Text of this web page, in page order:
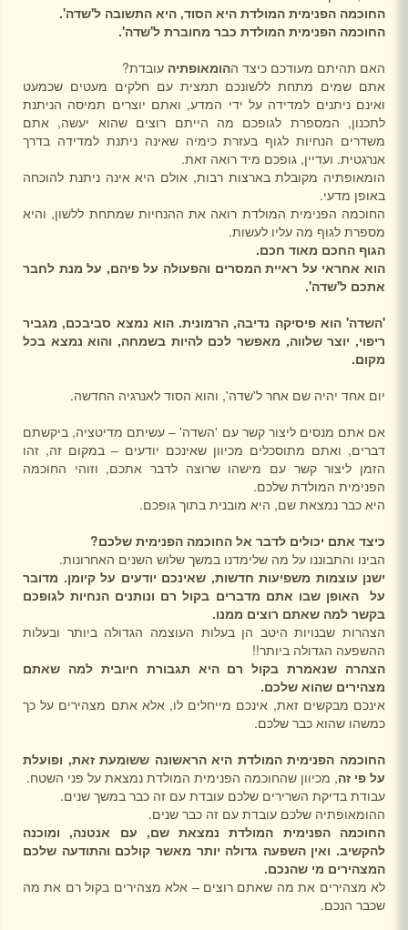
החוכמה הפנימית המולדת היא הסוד, היא התשובה ל'שדה'.
החוכמה הפנימית המולדת כבר מחוברת ל'שדה'.
האם תהיתם מעודכם כיצד ההומאופתיה עובדת?
אתם שמים מתחת ללשונכם תמצית עם חלקים מעטים שכמעט
ואינם ניתנים למדידה על ידי המדע, ואתם יוצרים תמיסה הניתנת
לתכנון, המספרת לגופכם מה הייתם רוצים שהוא יעשה, אתם
משדרים הנחיות לגוף בעזרת כימיה שאינה ניתנת למדידה בדרך
אנרגטית. ועדיין, גופכם מיד רואה זאת.
הומאופתיה מקובלת בארצות רבות, אולם היא אינה ניתנת להוכחה
באופן מדעי.
החוכמה הפנימית המולדת רואה את ההנחיות שמתחת ללשון, והיא
מספרת לגוף מה עליו לעשות.
הגוף החכם מאוד חכם.
הוא אחראי על ראיית המסרים והפעולה על פיהם, על מנת לחבר
אתכם ל'שדה'.
'השדה' הוא פיסיקה נדיבה, הרמונית. הוא נמצא סביבכם, מגביר
ריפוי, יוצר שלווה, מאפשר לכם להיות בשמחה, והוא נמצא בכל
מקום.
יום אחד יהיה שם אחר ל'שדה', והוא הסוד לאנרגיה החדשה.
אם אתם מנסים ליצור קשר עם 'השדה' – עשיתם מדיטציה, ביקשתם
דברים, ואתם מתוסכלים מכיוון שאינכם יודעים – במקום זה, זהו
הזמן ליצור קשר עם מישהו שרוצה לדבר אתכם, וזוהי החוכמה
הפנימית המולדת שלכם.
היא כבר נמצאת שם, היא מובנית בתוך גופכם.
כיצד אתם יכולים לדבר אל החוכמה הפנימית שלכם?
הבינו והתבוננו על מה שלימדנו במשך שלוש השנים האחרונות.
ישנן עוצמות משפיעות חדשות, שאינכם יודעים על קיומן. מדובר
על
האופן שבו אתם מדברים בקול רם ונותנים הנחיות לגופכם
בקשר למה שאתם רוצים ממנו.
הצהרות שבנויות היטב הן בעלות העוצמה הגדולה ביותר ובעלות
ההשפעה הגדולה ביותר!!
הצהרה שנאמרת בקול רם היא תגבורת חיובית למה שאתם
מצהירים שהוא שלכם.
אינכם מבקשים זאת, אינכם מייחלים לו, אלא אתם מצהירים על כך
כמשהו שהוא כבר שלכם.
החוכמה הפנימית המולדת היא הראשונה ששומעת זאת, ופועלת
על פי זה, מכיוון שהחוכמה הפנימית המולדת נמצאת על פני השטח.
עבודת בדיקת השרירים שלכם עובדת עם זה כבר במשך שנים.
ההומאופתיה שלכם עובדת עם זה כבר שנים.
החוכמה הפנימית המולדת נמצאת שם, עם אנטנה, ומוכנה
להקשיב. ואין השפעה גדולה יותר מאשר קולכם והתודעה שלכם
המצהירים מי שהנכם.
לא מצהירים את מה שאתם רוצים – אלא מצהירים בקול רם את מה
שכבר הנכם.